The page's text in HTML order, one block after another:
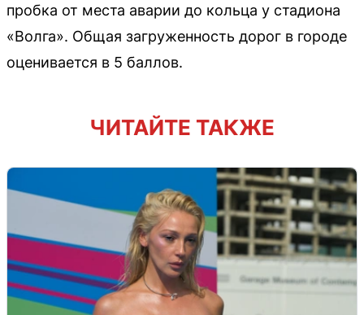
пробка от места аварии до кольца у стадиона
«Волга». Общая загруженность дорог в городе
оценивается в 5 баллов.
ЧИТАЙТЕ ТАКЖЕ